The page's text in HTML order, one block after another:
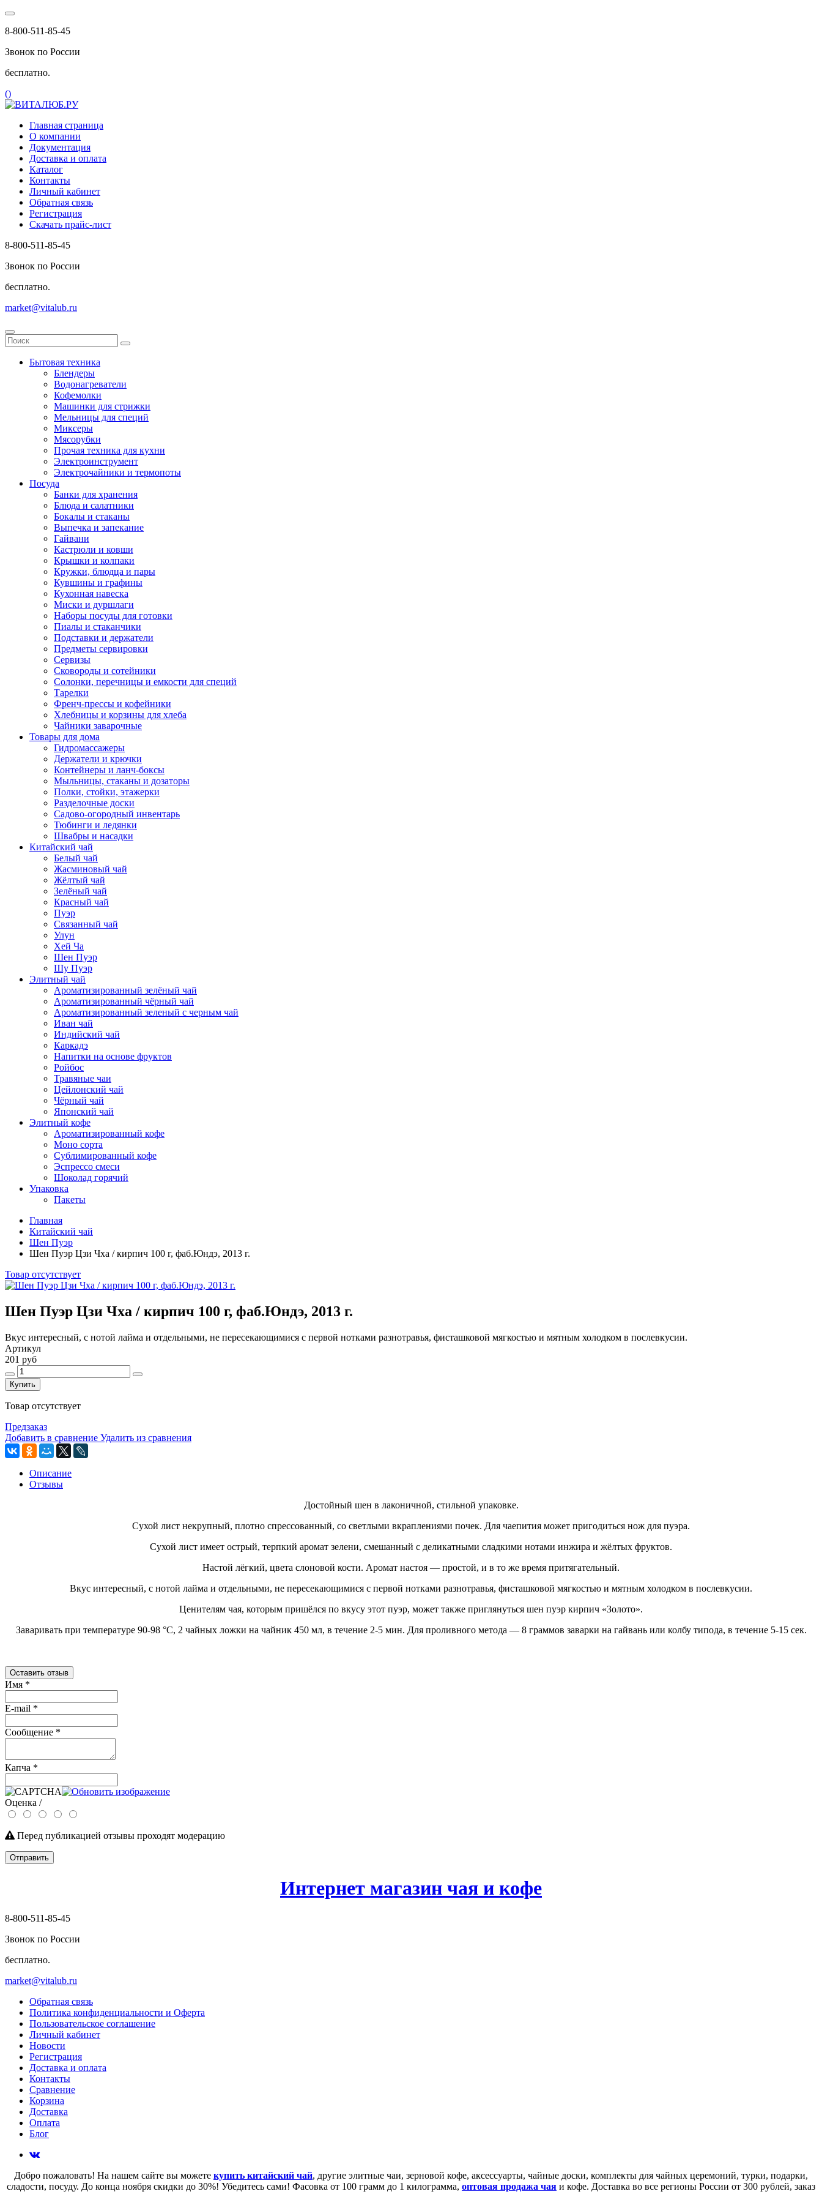
8-800-511-85-45
Звонок по России
бесплатно.
()
Главная страница
О компании
Документация
Доставка и оплата
Каталог
Контакты
Личный кабинет
Обратная связь
Регистрация
Скачать прайс-лист
8-800-511-85-45
Звонок по России
бесплатно.
market@vitalub.ru
Бытовая техника
Блендеры
Водонагреватели
Кофемолки
Машинки для стрижки
Мельницы для специй
Миксеры
Мясорубки
Прочая техника для кухни
Электроинструмент
Электрочайники и термопоты
Посуда
Банки для хранения
Блюда и салатники
Бокалы и стаканы
Выпечка и запекание
Гайвани
Кастрюли и ковши
Крышки и колпаки
Кружки, блюдца и пары
Кувшины и графины
Кухонная навеска
Миски и дуршлаги
Наборы посуды для готовки
Пиалы и стаканчики
Подставки и держатели
Предметы сервировки
Сервизы
Сковороды и сотейники
Солонки, перечницы и емкости для специй
Тарелки
Френч-прессы и кофейники
Хлебницы и корзины для хлеба
Чайники заварочные
Товары для дома
Гидромассажеры
Держатели и крючки
Контейнеры и ланч-боксы
Мыльницы, стаканы и дозаторы
Полки, стойки, этажерки
Разделочные доски
Садово-огородный инвентарь
Тюбинги и ледянки
Швабры и насадки
Китайский чай
Белый чай
Жасминовый чай
Жёлтый чай
Зелёный чай
Красный чай
Пуэр
Связанный чай
Улун
Хей Ча
Шен Пуэр
Шу Пуэр
Элитный чай
Ароматизированный зелёный чай
Ароматизированный чёрный чай
Ароматизированный зеленый с черным чай
Иван чай
Индийский чай
Каркадэ
Напитки на основе фруктов
Ройбос
Травяные чаи
Цейлонский чай
Чёрный чай
Японский чай
Элитный кофе
Ароматизированный кофе
Моно сорта
Сублимированный кофе
Эспрессо смеси
Шоколад горячий
Упаковка
Пакеты
Главная
Китайский чай
Шен Пуэр
Шен Пуэр Цзи Чха / кирпич 100 г, фаб.Юндэ, 2013 г.
Товар отсутствует
Шен Пуэр Цзи Чха / кирпич 100 г, фаб.Юндэ, 2013 г.
Вкус интересный, с нотой лайма и отдельными, не пересекающимися с первой нотками разнотравья, фисташковой мягкостью и мятным холодком в послевкусии.
Артикул
201 руб
Купить
Товар отсутствует
Предзаказ
Добавить в сравнение Удалить из сравнения
Описание
Отзывы
Достойный шен в лаконичной, стильной упаковке.
Сухой лист некрупный, плотно спрессованный, со светлыми вкраплениями почек. Для чаепития может пригодиться нож для пуэра.
Сухой лист имеет острый, терпкий аромат зелени, смешанный с деликатными сладкими нотами инжира и жёлтых фруктов.
Настой лёгкий, цвета слоновой кости. Аромат настоя — простой, и в то же время притягательный.
Вкус интересный, с нотой лайма и отдельными, не пересекающимися с первой нотками разнотравья, фисташковой мягкостью и мятным холодком в послевкусии.
Ценителям чая, которым пришёлся по вкусу этот пуэр, может также приглянуться шен пуэр кирпич «Золото».
Заваривать при температуре 90-98 °C, 2 чайных ложки на чайник 450 мл, в течение 2-5 мин. Для проливного метода — 8 граммов заварки на гайвань или колбу типода, в течение 5-15 сек.
Оставить отзыв
Имя *
E-mail *
Сообщение *
Капча *
Оценка /
Перед публикацией отзывы проходят модерацию
Отправить
Интернет магазин чая и кофе
8-800-511-85-45
Звонок по России
бесплатно.
market@vitalub.ru
Обратная связь
Политика конфиденциальности и Оферта
Пользовательское соглашение
Личный кабинет
Новости
Регистрация
Доставка и оплата
Контакты
Сравнение
Корзина
Доставка
Оплата
Блог
Добро пожаловать! На нашем сайте вы можете купить китайский чай, другие элитные чаи, зерновой кофе, аксессуарты, чайные доски, комплекты для чайных церемоний, турки, подарки,
сладости, посуду. До конца ноября скидки до 30%! Убедитесь сами! Фасовка от 100 грамм до 1 килограмма, оптовая продажа чая и кофе. Доставка во все регионы России от 300 рублей, заказ